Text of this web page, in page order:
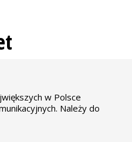
w Polsce
Należy do